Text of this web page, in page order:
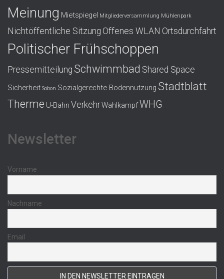
Meinung Mietspiegel Mitgliederversammlung Mühlenpark
Nichtöffentliche Sitzung Offenes WLAN Ortsdurchfahrt
Politischer Frühschoppen
Pressemitteilung Schwimmbad Shared Space
Sicherheit Sobon Sozialgerechte Bodennutzung Stadtblatt
Therme U-Bahn VerkehrWahlkampfWHG
Newsletter
Vorname
Nachname
Email